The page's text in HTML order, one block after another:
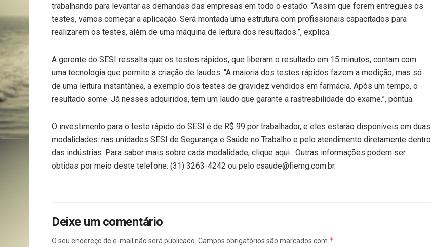
trabalhando para levantar as demandas das empresas em todo o estado. “Assim que forem entregues os
testes, vamos começar a aplicação. Será montada uma estrutura com profissionais capacitados para
realizarem os testes, além de uma máquina de leitura dos resultados.”, explica.
A gerente do SESI ressalta que os testes rápidos, que liberam o resultado em 15 minutos, contam com
uma tecnologia que permite a criação de laudos. “A maioria dos testes rápidos fazem a medição, mas só
de uma leitura instantânea, a exemplo dos testes de gravidez vendidos em farmácia. Após um tempo, o
resultado some. Já nesses adquiridos, tem um laudo que garante a rastreabilidade do exame.”, pontua.
O investimento para o teste rápido do SESI é de R$ 99 por trabalhador, e eles estarão disponíveis em duas
modalidades: nas unidades SESI de Segurança e Saúde no Trabalho e pelo atendimento diretamente dentro
das indústrias. Para saber mais sobre cada modalidade, clique aqui . Outras informações podem ser
obtidas por meio deste telefone: (31) 3263-4242 ou pelo csaude@fiemg.com.br.
Deixe um comentário
O seu endereço de e-mail não será publicado. Campos obrigatórios são marcados com *